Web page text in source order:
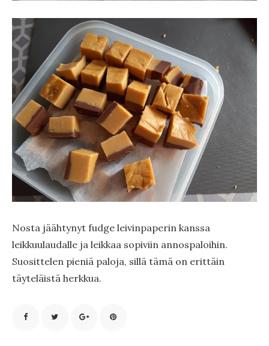
Nosta jäähtynyt fudge leivinpaperin kanssa
leikkuulaudalle ja leikkaa sopiviin annospaloihin.
Suosittelen pieniä paloja, sillä tämä on erittäin
täyteläistä herkkua.